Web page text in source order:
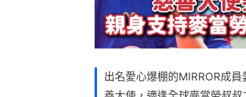
出名愛心爆棚的MIRROR成